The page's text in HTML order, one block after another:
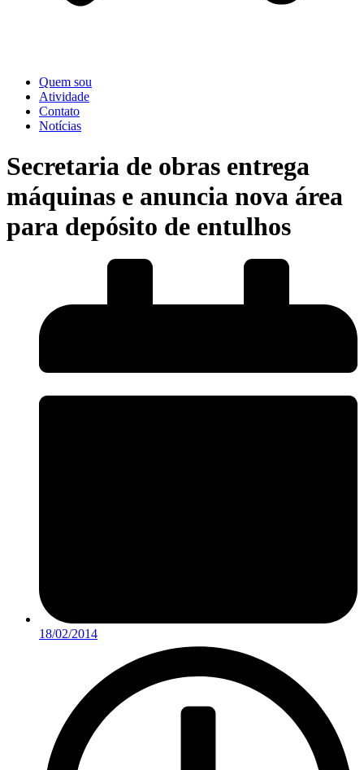
Quem sou
Atividade
Contato
Notícias
Secretaria de obras entrega
máquinas e anuncia nova área
para depósito de entulhos
18/02/2014